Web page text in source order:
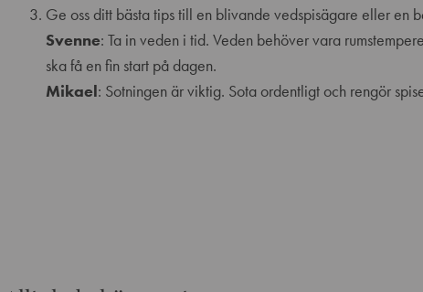
Ge oss ditt bästa tips till en blivande vedspisägare eller en
Svenne: Ta in veden i tid. Veden behöver vara
ska få en fin start på dagen.
Mikael: Sotningen är viktig. Sota ordentligt och rengör